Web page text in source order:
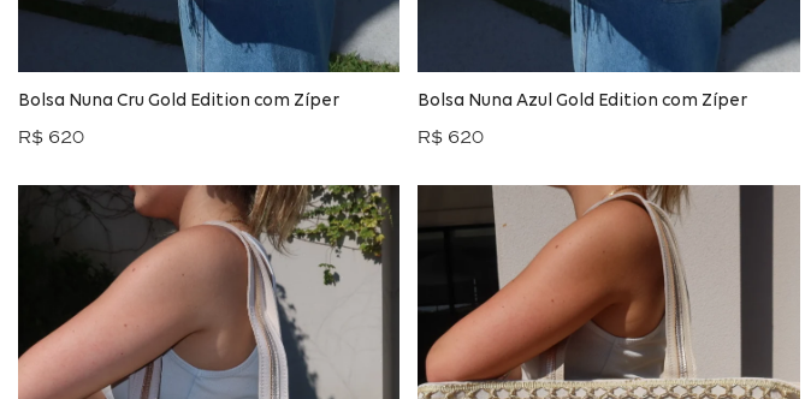
Bolsa Nuna Cru Gold Edition com Zíper
R$ 620
Bolsa Nuna Azul Gold Edition com Zíper
R$ 620